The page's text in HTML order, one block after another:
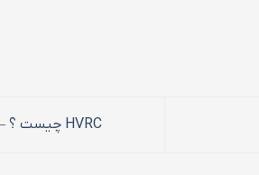
HVRC چیست ؟ – (چشمی هوشمند به دنیای امنیت)